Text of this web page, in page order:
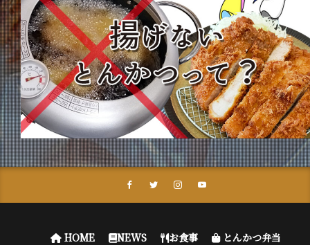
HOME NEWS お食事
とんかつ弁当